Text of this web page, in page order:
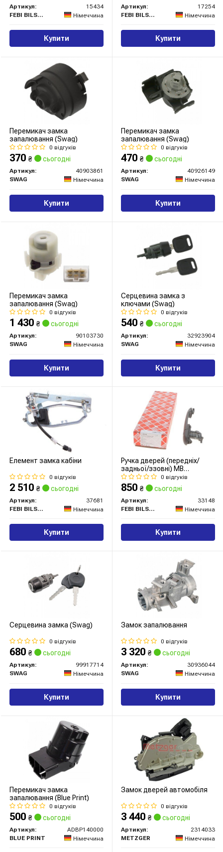
Артикул:
15434
FEBI BILSTEIN
Німеччина
Купити
Артикул:
17254
FEBI BILSTEIN
Німеччина
Купити
Перемикач замка
запалювання (Swag)
0 відгуків
370 ₴ сьогодні
Артикул:
40903861
SWAG
Німеччина
Купити
Перемикач замка
запалювання (Swag)
0 відгуків
470 ₴ сьогодні
Артикул:
40926149
SWAG
Німеччина
Купити
Перемикач замка
запалювання (Swag)
0 відгуків
1 430 ₴ сьогодні
Артикул:
90103730
SWAG
Німеччина
Купити
Серцевина замка з
ключами (Swag)
0 відгуків
540 ₴ сьогодні
Артикул:
32923904
SWAG
Німеччина
Купити
Елемент замка кабіни
0 відгуків
2 510 ₴ сьогодні
Артикул:
37681
FEBI BILSTEIN
Німеччина
Купити
Ручка дверей (передніх/
задньої/ззовні) MB
Sprinter/VW LT 96-
0 відгуків
850 ₴ сьогодні
Артикул:
33148
FEBI BILSTEIN
Німеччина
Купити
Серцевина замка (Swag)
0 відгуків
680 ₴ сьогодні
Артикул:
99917714
SWAG
Німеччина
Купити
Замок запалювання
0 відгуків
3 320 ₴ сьогодні
Артикул:
30936044
SWAG
Німеччина
Купити
Перемикач замка
запалювання (Blue Print)
0 відгуків
500 ₴ сьогодні
Артикул:
ADBP140000
BLUE PRINT
Німеччина
Замок дверей автомобіля
0 відгуків
3 440 ₴ сьогодні
Артикул:
2314033
METZGER
Німеччина